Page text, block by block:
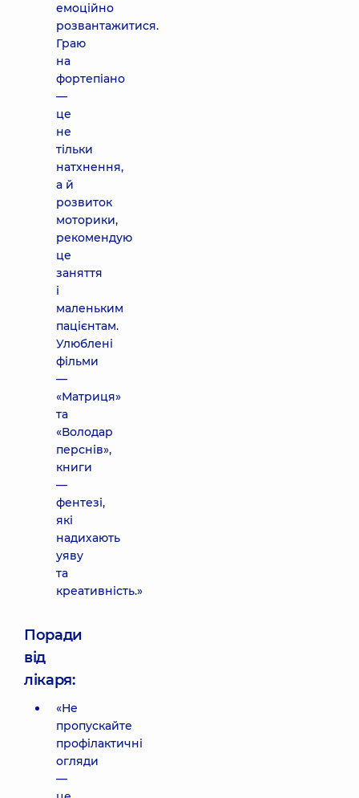
емоційно
розвантажитися.
Граю
на
фортепіано
—
це
не
тільки
натхнення,
а й
розвиток
моторики,
рекомендую
це
заняття
і
маленьким
пацієнтам.
Улюблені
фільми
—
«Матриця»
та
«Володар
перснів»,
книги
—
фентезі,
які
надихають
уяву
та
креативність.»
Поради
від
лікаря:
«Не
пропускайте
профілактичні
огляди
—